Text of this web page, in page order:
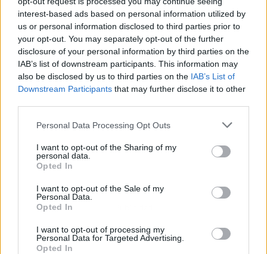
interest-based ads based on personal information utilized by
us or personal information disclosed to third parties prior to
your opt-out. You may separately opt-out of the further
disclosure of your personal information by third parties on the
IAB’s list of downstream participants. This information may
also be disclosed by us to third parties on the IAB’s List of
Downstream Participants that may further disclose it to other
Personal Data Processing Opt Outs
I want to opt-out of the Sharing of my
personal data.
Opted In
I want to opt-out of the Sale of my
Personal Data.
Opted In
I want to opt-out of processing my
Personal Data for Targeted Advertising.
Opted In